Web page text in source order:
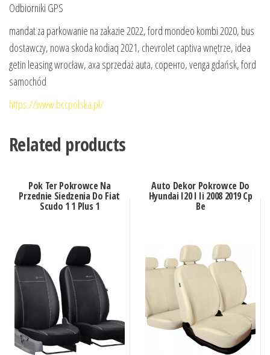
Odbiorniki GPS
mandat za parkowanie na zakazie 2022, ford mondeo kombi 2020, bus
dostawczy, nowa skoda kodiaq 2021, chevrolet captiva wnętrze, idea
getin leasing wrocław, axa sprzedaż auta, соренто, venga gdańsk, ford
samochód
https://www.bccpolska.pl/
Related products
Pok Ter Pokrowce Na
Przednie Siedzenia Do Fiat
Scudo 1 1 Plus 1
Auto Dekor Pokrowce Do
Hyundai I20 I Ii 2008 2019 Cp
Be